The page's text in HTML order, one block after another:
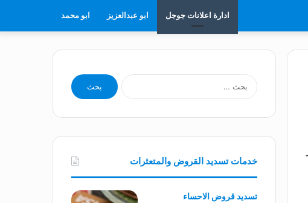
ادارة اعلانات جوجل ابو عبدالعزيز ابو محمد
البحث
عن:
خدمات تسديد القروض والمتعثرات
تسديد قروض الاحساء